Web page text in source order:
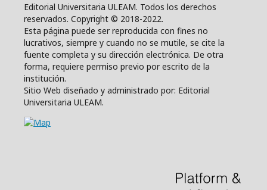
Editorial Universitaria ULEAM. Todos los derechos
reservados. Copyright © 2018-2022.
Esta página puede ser reproducida con fines no
lucrativos, siempre y cuando no se mutile, se cite la
fuente completa y su dirección electrónica. De otra
forma, requiere permiso previo por escrito de la
institución.
Sitio Web diseñado y administrado por: Editorial
Universitaria ULEAM.